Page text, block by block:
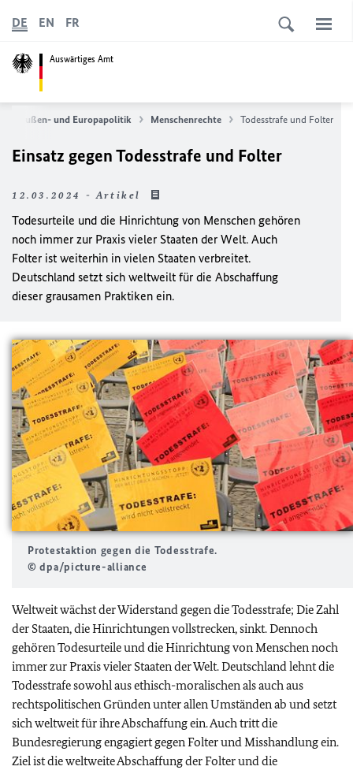
Auswärtiges Amt
DE EN FR
Außen- und Europapolitik Menschenrechte Todesstrafe und Folter
Einsatz gegen Todesstrafe und Folter
12.03.2024 - Artikel
Todesurteile und die Hinrichtung von Menschen gehören
noch immer zur Praxis vieler Staaten der Welt. Auch
Folter ist weiterhin in vielen Staaten verbreitet.
Deutschland setzt sich weltweilt für die Abschaffung
dieser grausamen Praktiken ein.
Protestaktion gegen die Todesstrafe.
© dpa/picture-alliance
Weltweit wächst der Widerstand gegen die Todesstrafe; Die Zahl
der Staaten, die Hinrichtungen vollstrecken, sinkt. Dennoch
gehören Todesurteile und die Hinrichtung von Menschen noch
immer zur Praxis vieler Staaten der Welt. Deutschland lehnt die
Todesstrafe sowohl aus ethisch-moralischen als auch aus
rechtspolitischen Gründen unter allen Umständen ab und setzt
sich weltweit für ihre Abschaffung ein. Auch tritt die
Bundesregierung engagiert gegen Folter und Misshandlung ein.
Ziel ist die weltweite Abschaffung der Folter und die